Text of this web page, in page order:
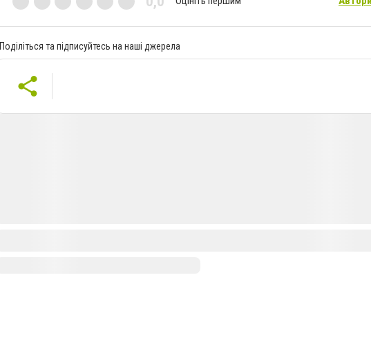
Поділіться та підписуйтесь на наші джерела